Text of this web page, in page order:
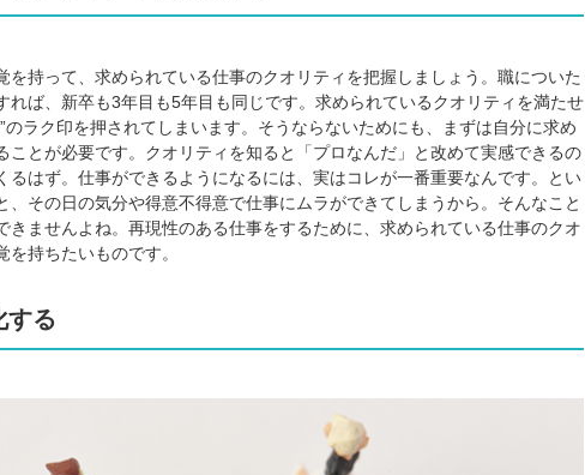
を持って、求められている仕事のクオリティを把握しましょう。職についた
れば、新卒も3年目も5年目も同じです。求められているクオリティを満たせ
のラク印を押されてしまいます。そうならないためにも、まずは自分に求め
ことが必要です。クオリティを知ると「プロなんだ」と改めて実感できるの
るはず。仕事ができるようになるには、実はコレが一番重要なんです。とい
、その日の気分や得意不得意で仕事にムラができてしまうから。そんなこと
きませんよね。再現性のある仕事をするために、求められている仕事のクオ
を持ちたいものです。
する